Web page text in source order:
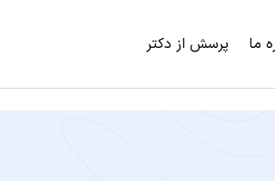
ما پرسش از دکتر